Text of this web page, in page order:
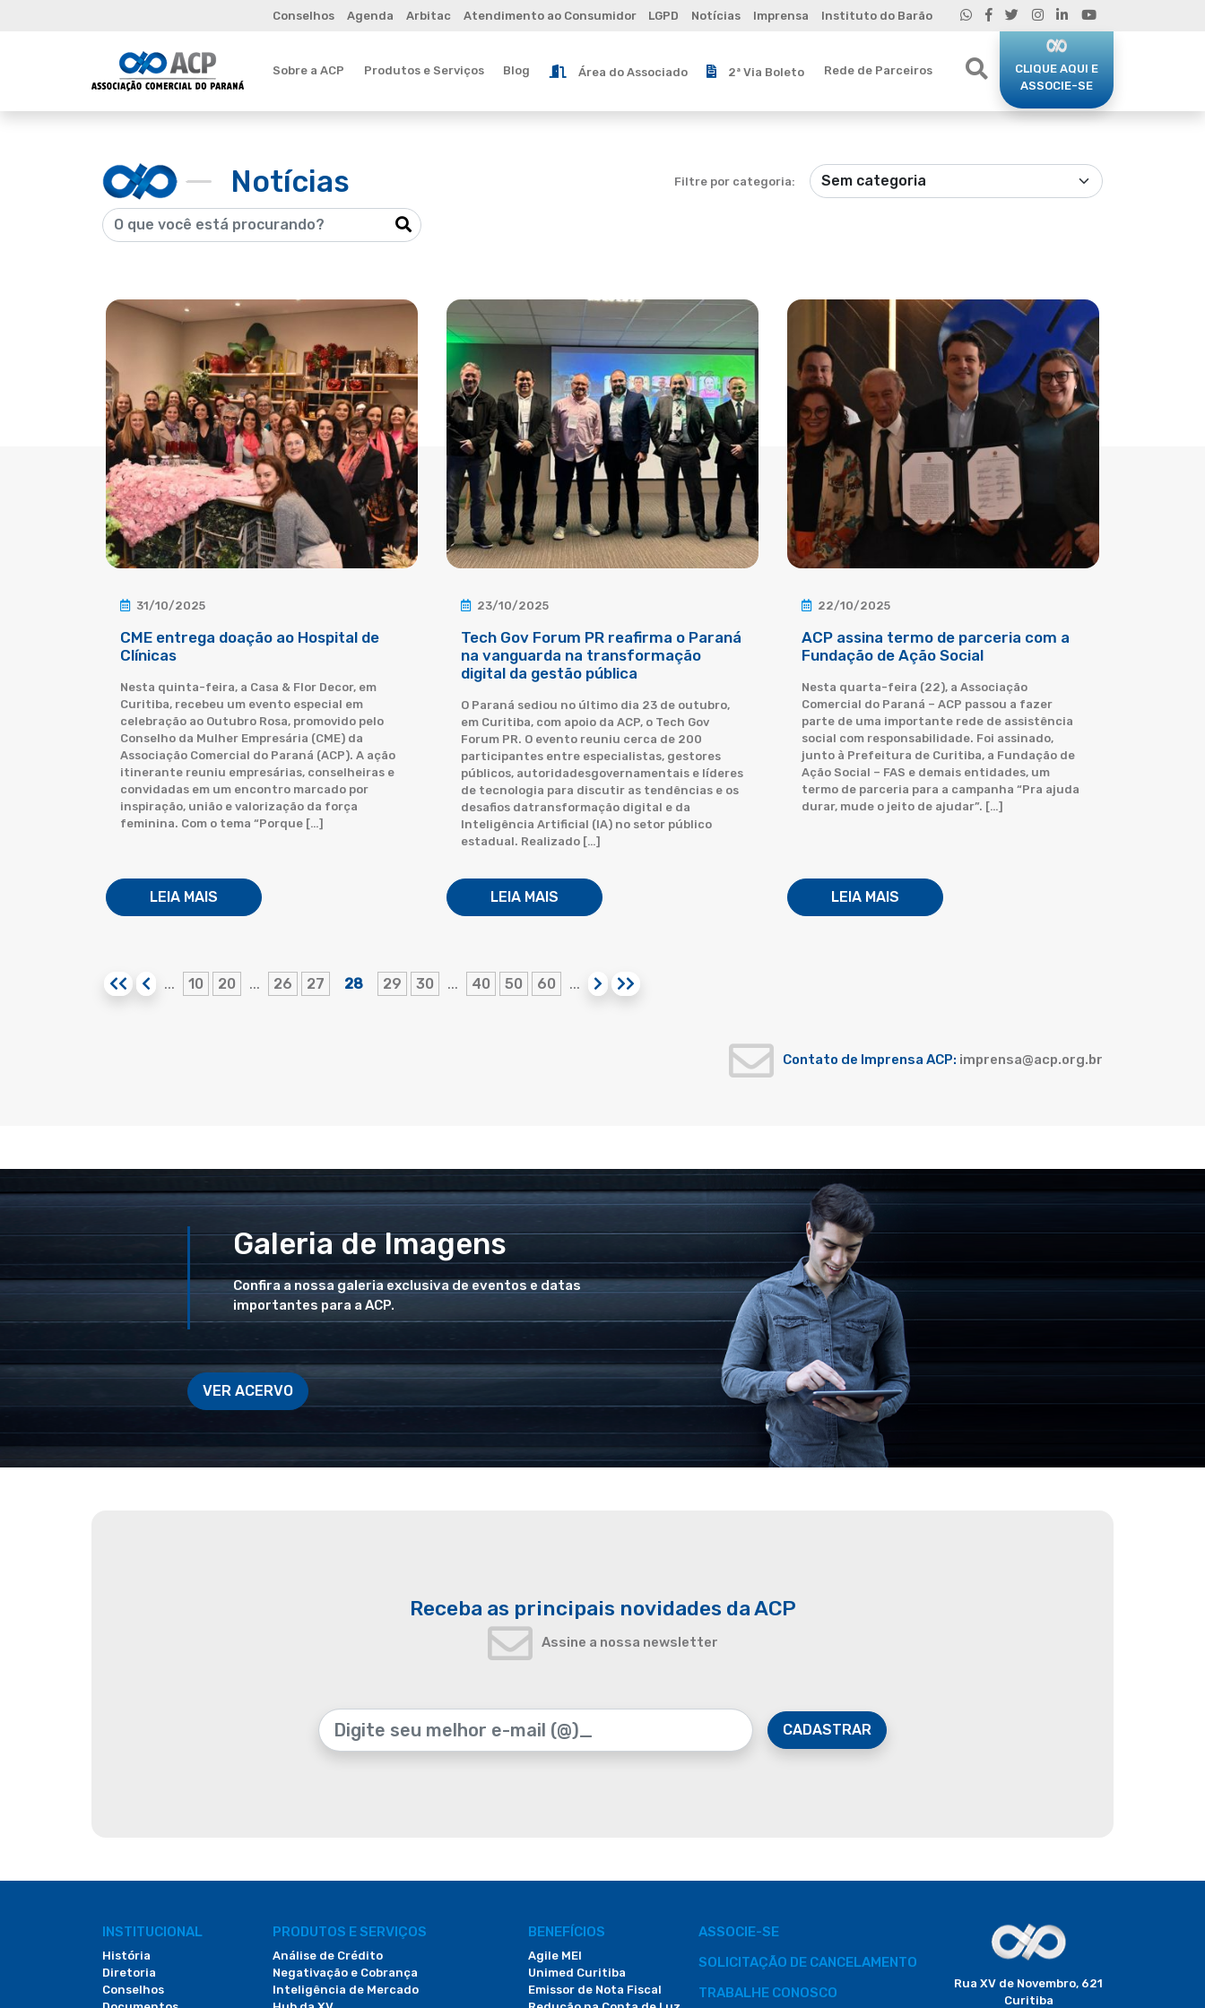
Conselhos Agenda Arbitac Atendimento ao Consumidor LGPD Notícias Imprensa Instituto do Barão
Sobre a ACP Produtos e Serviços Blog Área do Associado 2ª Via Boleto Rede de Parceiros
CLIQUE AQUI E
ASSOCIE-SE
Notícias Filtre por categoria:
31/10/2025
CME entrega doação ao Hospital de
Clínicas
Nesta quinta-feira, a Casa & Flor Decor, em
Curitiba, recebeu um evento especial em
celebração ao Outubro Rosa, promovido pelo
Conselho da Mulher Empresária (CME) da
Associação Comercial do Paraná (ACP). A ação
itinerante reuniu empresárias, conselheiras e
convidadas em um encontro marcado por
inspiração, união e valorização da força
feminina. Com o tema “Porque […]
LEIA MAIS
23/10/2025
Tech Gov Forum PR reafirma o Paraná
na vanguarda na transformação
digital da gestão pública
O Paraná sediou no último dia 23 de outubro,
em Curitiba, com apoio da ACP, o Tech Gov
Forum PR. O evento reuniu cerca de 200
participantes entre especialistas, gestores
públicos, autoridadesgovernamentais e líderes
de tecnologia para discutir as tendências e os
desafios datransformação digital e da
Inteligência Artificial (IA) no setor público
estadual. Realizado […]
LEIA MAIS
22/10/2025
ACP assina termo de parceria com a
Fundação de Ação Social
Nesta quarta-feira (22), a Associação
Comercial do Paraná – ACP passou a fazer
parte de uma importante rede de assistência
social com responsabilidade. Foi assinado,
junto à Prefeitura de Curitiba, a Fundação de
Ação Social – FAS e demais entidades, um
termo de parceria para a campanha “Pra ajuda
durar, mude o jeito de ajudar”. […]
LEIA MAIS
... 10 20 ... 26 27 28 29 30 ... 40 50 60 ...
Contato de Imprensa ACP: imprensa@acp.org.br
Galeria de Imagens
Confira a nossa galeria exclusiva de eventos e datas
importantes para a ACP.
VER ACERVO
Receba as principais novidades da ACP
Assine a nossa newsletter
CADASTRAR
INSTITUCIONAL
História
Diretoria
Conselhos
PRODUTOS E SERVIÇOS
Análise de Crédito
Negativação e Cobrança
Inteligência de Mercado
BENEFÍCIOS
Agile MEI
Unimed Curitiba
Emissor de Nota Fiscal
ASSOCIE-SE
SOLICITAÇÃO DE CANCELAMENTO
TRABALHE CONOSCO
Rua XV de Novembro, 621
Curitiba